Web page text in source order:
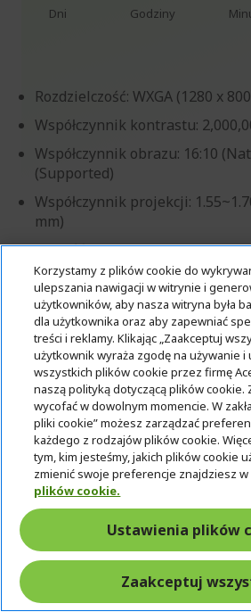
Dni Godziny
Rozdzielczość: WXGA (1280 x
Współczynnik kontrastu:
Współczynnik obrazu: 16:10
(Supported)
Współczynnik projekcji:
mm)
Jasność: 3200 ANSI lm
(ECO)
Trwałość lampy: 20000 Godzina
30000 Godzina (Tryb
Klient biznesowy lub
najlepsze
SKONTAKTUJ SIĘ Z NAMI |
2 699,00 zł
DOSTĘPNY
(DOSTAWA W 1-2 DNI ROBOCZYCH)​
Korzystamy z plików cookie do
ulepszania nawigacji w witrynie i
użytkowników, aby nasza witryna była
dla użytkownika oraz aby zapewniać
treści i reklamy. Klikając „Zaakceptuj
użytkownik wyraża zgodę na używanie i
wszystkich plików cookie przez firmę
naszą polityką dotyczącą plików cookie.
wycofać w dowolnym momencie. W
pliki cookie” możesz zarządzać
każdego z rodzajów plików cookie.
tym, kim jesteśmy, jakich plików cookie
zmienić swoje preferencje znajdziesz w
plików cookie.
Ustawienia plików
Zaakceptuj